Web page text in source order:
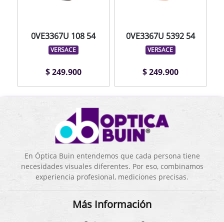
0VE3367U 108 54
VERSACE
$ 249.900
0VE3367U 5392 54
VERSACE
$ 249.900
En Óptica Buin entendemos que cada persona tiene
necesidades visuales diferentes. Por eso, combinamos
experiencia profesional, mediciones precisas.
Más Información